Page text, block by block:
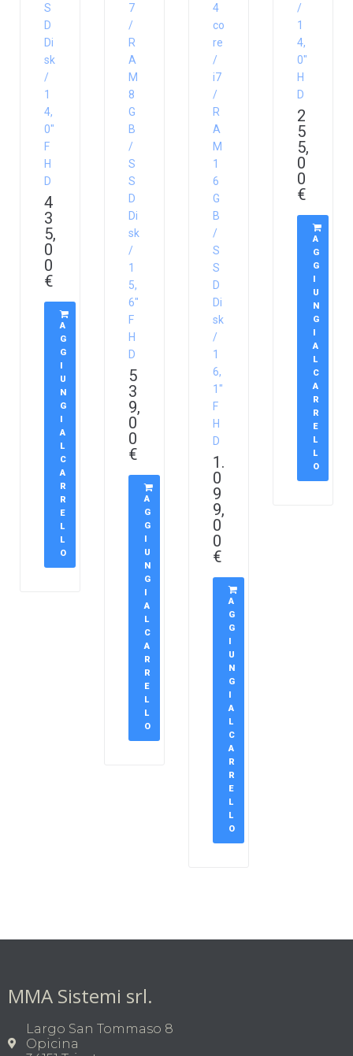
S
D
Di
sk
/
1
4,
0″
F
H
D
4
3
5,
0
0
€
A
G
G
I
U
N
G
I
A
L
C
A
R
R
E
L
L
O
7
/
R
A
M
8
G
B
/
S
S
D
Di
sk
/
1
5,
6″
F
H
D
5
3
9,
0
0
€
A
G
G
I
U
N
G
I
A
L
C
A
R
R
E
L
L
O
4
co
re
/
i7
/
R
A
M
1
6
G
B
/
S
S
D
Di
sk
/
1
6,
1″
F
H
D
1.
0
9
9,
0
0
€
A
G
G
I
U
N
G
I
A
L
C
A
R
R
E
L
L
O
/
1
4,
0″
H
D
2
5
5,
0
0
€
A
G
G
I
U
N
G
I
A
L
C
A
R
R
E
L
L
O
MMA Sistemi srl.
Largo San Tommaso 8
Opicina